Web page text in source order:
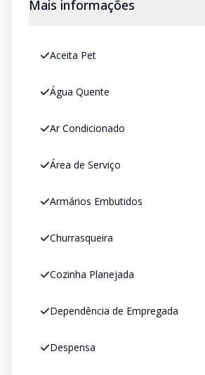
Mais informações
Aceita Pet
Água Quente
Ar Condicionado
Área de Serviço
Armários Embutidos
Churrasqueira
Cozinha Planejada
Dependência de Empregada
Despensa